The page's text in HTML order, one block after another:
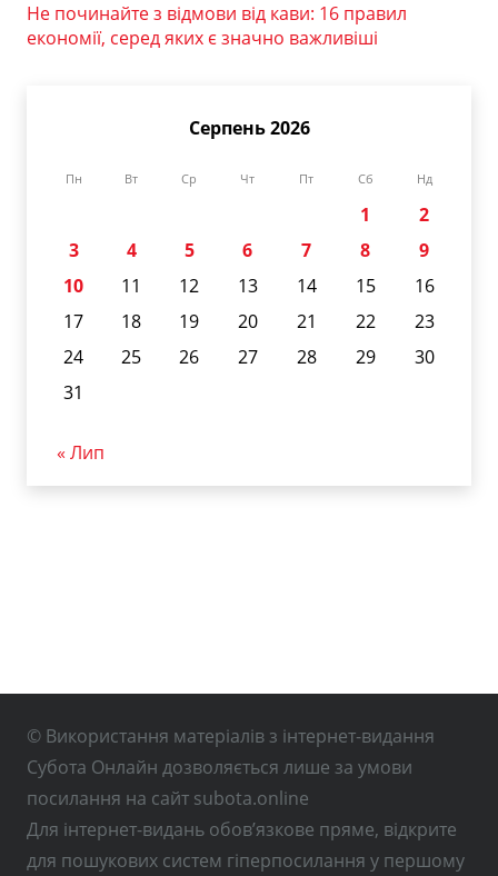
Не починайте з відмови від кави: 16 правил
економії, серед яких є значно важливіші
Серпень 2026
Пн Вт Ср Чт Пт Сб Нд
1
2
3
4 5 6 7 8
9
10
11 12 13 14 15
16
17
18 19 20 21 22
23
24
25 26 27 28 29
30
31
« Лип
© Використання матеріалів з інтернет-видання
Субота Онлайн дозволяється лише за умови
посилання на сайт subota.online
Для інтернет-видань обов’язкове пряме, відкрите
для пошукових систем гіперпосилання у першому